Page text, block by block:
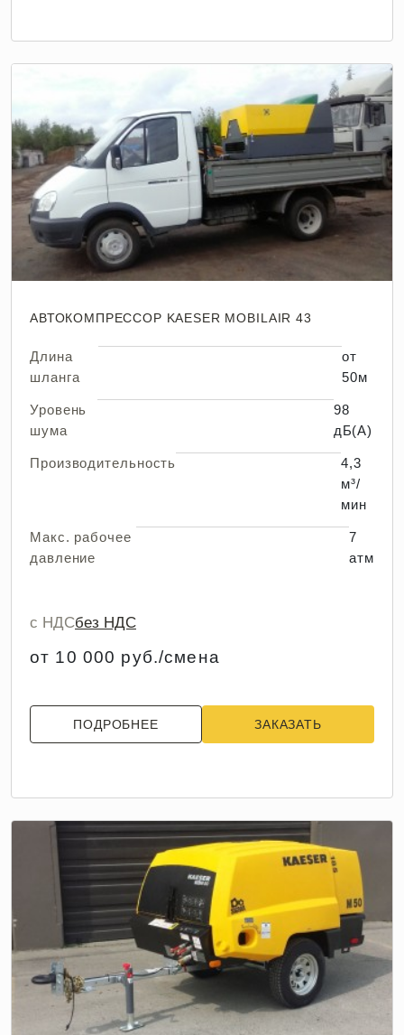
АВТОКОМПРЕССОР KAESER MOBILAIR 43
Длина
шланга
от
50м
Уровень
шума
98
дБ(А)
Производительность
4,3
м³/
мин
Макс. рабочее
давление
7
атм
с НДСбез НДС
от 10 000 руб./смена
ПОДРОБНЕЕ ЗАКАЗАТЬ